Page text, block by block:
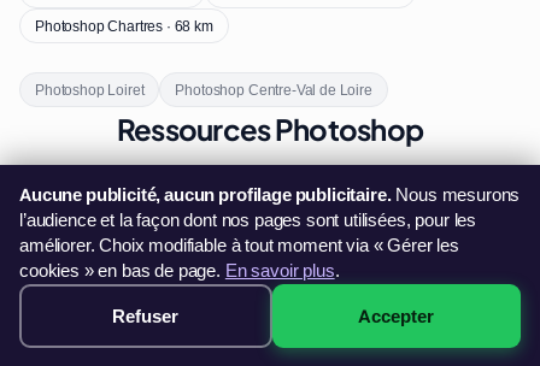
Photoshop Chartres · 68 km
Photoshop Loiret Photoshop Centre-Val de Loire
Ressources Photoshop
Tout savoir sur la Formation Photoshop →
Formation Photoshop à Orléans
349€ · Voir les sessions →
Aucune publicité, aucun profilage publicitaire.Nous mesurons
l’audience et la façon dont nos pages sont utilisées, pour les
améliorer. Choix modifiable à tout moment via « Gérer les
cookies » en bas de page. En savoir plus.
Refuser Accepter